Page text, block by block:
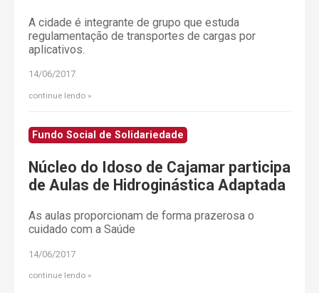
A cidade é integrante de grupo que estuda
regulamentação de transportes de cargas por
aplicativos.
14/06/2017
continue lendo
Fundo Social de Solidariedade
Núcleo do Idoso de Cajamar participa
de Aulas de Hidroginástica Adaptada
As aulas proporcionam de forma prazerosa o
cuidado com a Saúde
14/06/2017
continue lendo